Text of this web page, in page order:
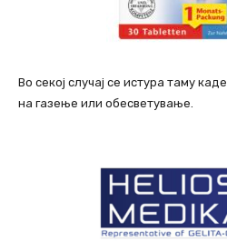
Во секој случај се истура таму
на газење или обесветување.